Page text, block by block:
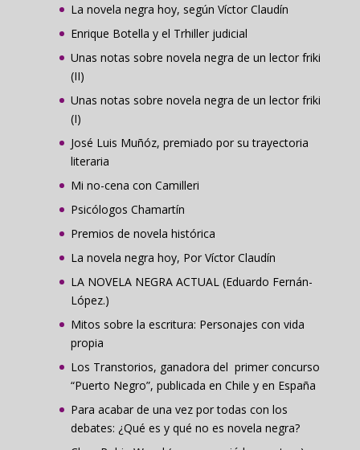
La novela negra hoy, según Víctor Claudín
Enrique Botella y el Trhiller judicial
Unas notas sobre novela negra de un lector friki
(II)
Unas notas sobre novela negra de un lector friki
(I)
José Luis Muñóz, premiado por su trayectoria
literaria
Mi no-cena con Camilleri
Psicólogos Chamartín
Premios de novela histórica
La novela negra hoy, Por Víctor Claudín
LA NOVELA NEGRA ACTUAL (Eduardo Fernán-
López.)
Mitos sobre la escritura: Personajes con vida
propia
Los Transtorios, ganadora del primer concurso
“Puerto Negro”, publicada en Chile y en España
Para acabar de una vez por todas con los
debates: ¿Qué es y qué no es novela negra?